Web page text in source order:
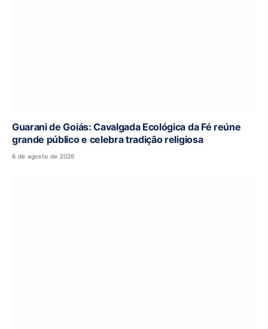
Guarani de Goiás: Cavalgada Ecológica da Fé reúne
grande público e celebra tradição religiosa
6 de agosto de 2026